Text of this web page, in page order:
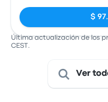
$
Última actualización de los
CEST.
Ver